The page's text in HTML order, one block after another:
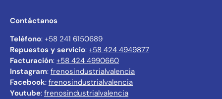
Contáctanos
Teléfono: +58 241 6150689
Repuestos y servicio: +58 424 4949877
Facturación: +58 424 4990660
Instagram: frenosindustrialvalencia
Facebook: frenosindustrialvalencia
Youtube: frenosindustrialvalencia